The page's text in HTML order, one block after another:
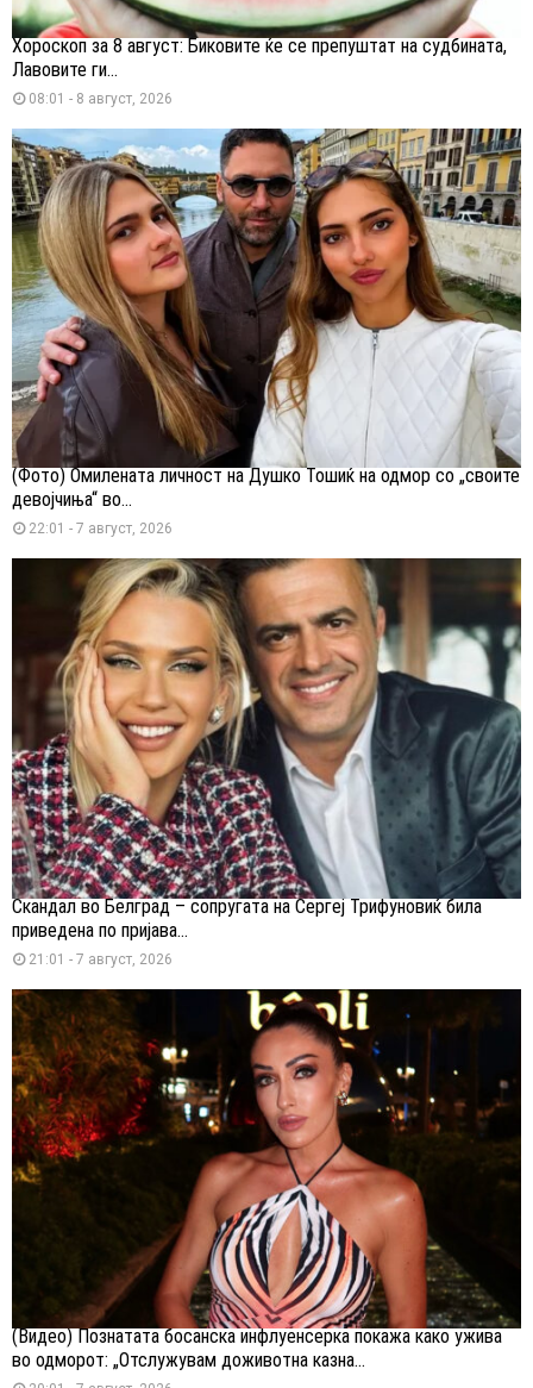
Хороскоп за 8 август: Биковите ќе се препуштат на судбината,
Лавовите ги...
08:01 - 8 август, 2026
(Фото) Омилената личност на Душко Тошиќ на одмор со „своите
девојчиња“ во...
22:01 - 7 август, 2026
Скандал во Белград – сопругата на Сергеј Трифуновиќ била
приведена по пријава...
21:01 - 7 август, 2026
(Видео) Познатата босанска инфлуенсерка покажа како ужива
во одморот: „Отслужувам доживотна казна...